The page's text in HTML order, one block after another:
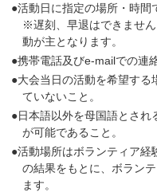
●活動日に指定の場所・時間
※遅刻、早退はできませ
動が主となります。
●携帯電話及びe-mailでの連
●大会当日の活動を希望する
ていないこと。
●日本語以外を母国語とされ
が可能であること。
●活動場所はボランティア経
の結果をもとに、ボラン
ます。